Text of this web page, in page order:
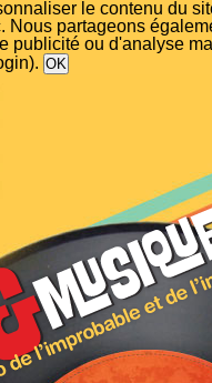
le contenu du
Nous partageons
publicité ou d'analyse